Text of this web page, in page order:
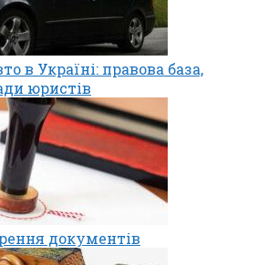
в Україні: правова база,
юристів
документів